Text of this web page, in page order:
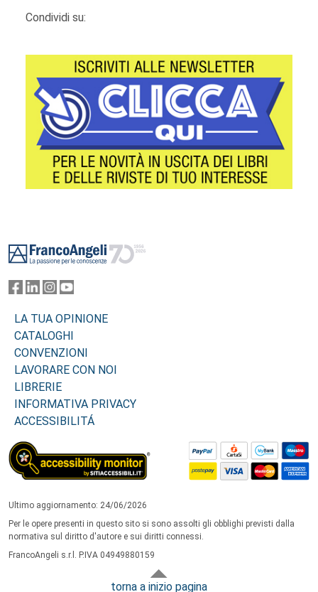
Condividi su:
LA TUA OPINIONE
CATALOGHI
CONVENZIONI
LAVORARE CON NOI
LIBRERIE
INFORMATIVA PRIVACY
ACCESSIBILITÁ
Ultimo aggiornamento: 24/06/2026
Per le opere presenti in questo sito si sono assolti gli obblighi previsti dalla
normativa sul diritto d'autore e sui diritti connessi.
FrancoAngeli s.r.l. P.IVA 04949880159
torna a inizio pagina